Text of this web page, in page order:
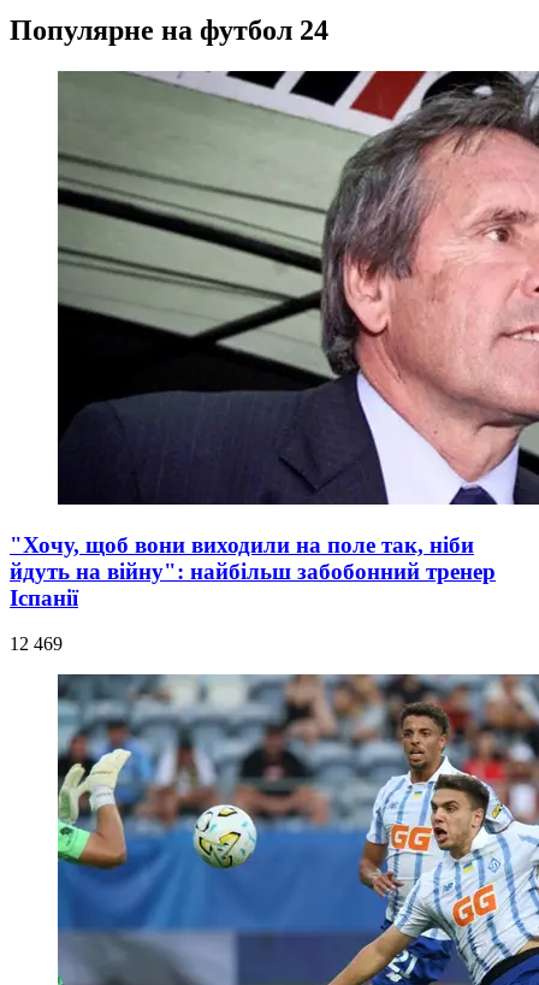
Популярне на футбол 24
"Хочу, щоб вони виходили на поле так, ніби
йдуть на війну": найбільш забобонний тренер
Іспанії
12 469